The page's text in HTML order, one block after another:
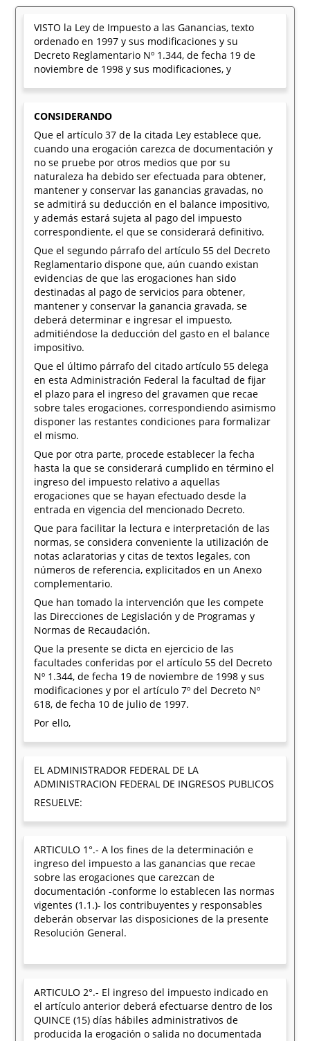
VISTO la Ley de Impuesto a las Ganancias, texto
ordenado en 1997 y sus modificaciones y su
Decreto Reglamentario Nº 1.344, de fecha 19 de
noviembre de 1998 y sus modificaciones, y
CONSIDERANDO
Que el artículo 37 de la citada Ley establece que,
cuando una erogación carezca de documentación y
no se pruebe por otros medios que por su
naturaleza ha debido ser efectuada para obtener,
mantener y conservar las ganancias gravadas, no
se admitirá su deducción en el balance impositivo,
y además estará sujeta al pago del impuesto
correspondiente, el que se considerará definitivo.
Que el segundo párrafo del artículo 55 del Decreto
Reglamentario dispone que, aún cuando existan
evidencias de que las erogaciones han sido
destinadas al pago de servicios para obtener,
mantener y conservar la ganancia gravada, se
deberá determinar e ingresar el impuesto,
admitiéndose la deducción del gasto en el balance
impositivo.
Que el último párrafo del citado artículo 55 delega
en esta Administración Federal la facultad de fijar
el plazo para el ingreso del gravamen que recae
sobre tales erogaciones, correspondiendo asimismo
disponer las restantes condiciones para formalizar
el mismo.
Que por otra parte, procede establecer la fecha
hasta la que se considerará cumplido en término el
ingreso del impuesto relativo a aquellas
erogaciones que se hayan efectuado desde la
entrada en vigencia del mencionado Decreto.
Que para facilitar la lectura e interpretación de las
normas, se considera conveniente la utilización de
notas aclaratorias y citas de textos legales, con
números de referencia, explicitados en un Anexo
complementario.
Que han tomado la intervención que les compete
las Direcciones de Legislación y de Programas y
Normas de Recaudación.
Que la presente se dicta en ejercicio de las
facultades conferidas por el artículo 55 del Decreto
Nº 1.344, de fecha 19 de noviembre de 1998 y sus
modificaciones y por el artículo 7º del Decreto Nº
618, de fecha 10 de julio de 1997.
Por ello,
EL ADMINISTRADOR FEDERAL DE LA
ADMINISTRACION FEDERAL DE INGRESOS PUBLICOS
RESUELVE:
ARTICULO 1°.- A los fines de la determinación e
ingreso del impuesto a las ganancias que recae
sobre las erogaciones que carezcan de
documentación -conforme lo establecen las normas
vigentes (1.1.)- los contribuyentes y responsables
deberán observar las disposiciones de la presente
Resolución General.
ARTICULO 2°.- El ingreso del impuesto indicado en
el artículo anterior deberá efectuarse dentro de los
QUINCE (15) días hábiles administrativos de
producida la erogación o salida no documentada